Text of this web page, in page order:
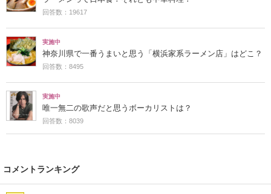
回答数：19617
実施中
神奈川県で一番うまいと思う「横浜家系ラーメン店」はどこ？
回答数：8495
実施中
唯一無二の歌声だと思うボーカリストは？
回答数：8039
コメントランキング